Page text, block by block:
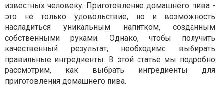
известных человеку. Приготовление домашнего пива -
это не только удовольствие, но и возможность
насладиться уникальным напитком, созданным
собственными руками. Однако, чтобы получить
качественный результат, необходимо выбирать
правильные ингредиенты. В этой статье мы подробно
рассмотрим, как выбрать ингредиенты для
приготовления домашнего пива.